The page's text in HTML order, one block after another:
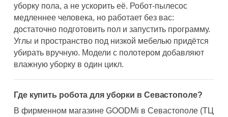
уборку пола, а не ускорить её. Робот-пылесос
медленнее человека, но работает без вас:
достаточно подготовить пол и запустить программу.
Углы и пространство под низкой мебелью придётся
убирать вручную. Модели с полотером добавляют
влажную уборку в один цикл.
Где купить робота для уборки в Севастополе?
В фирменном магазине GOODMi в Севастополе (ТЦ